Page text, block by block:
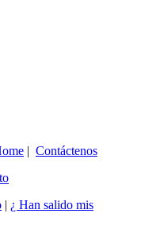
| Contáctenos
| ¿ Han salido mis